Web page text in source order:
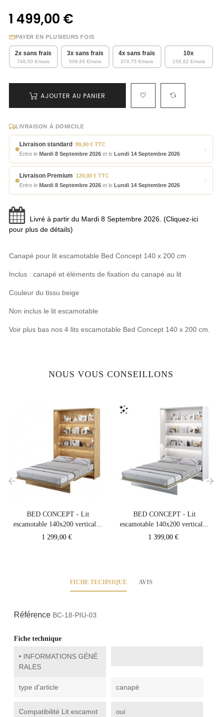
1 499,00 €
PAYER EN PLUSIEURS FOIS
2x sans frais
749,50 €/mois
3x sans frais
509,66 €/mois
4x sans frais
374,75 €/mois
10x
159,82 €/mois
AJOUTER AU PANIER
LIVRAISON À DOMICILE
Livraison standard
99,90 € TTC
Entre le Mardi 8 Septembre 2026 et le Lundi 14 Septembre 2026
›
Livraison Premium 120,00 € TTC
Entre le Mardi 8 Septembre 2026 et le Lundi 14 Septembre 2026
›
Livré à partir du Mardi 8 Septembre 2026. (Cliquez-ici
pour plus de détails)
Canapé pour lit escamotable Bed Concept 140 x 200 cm
Inclus : canapé et éléments de fixation du canapé au lit
Couleur du tissu beige
Non inclus le lit escamotable
Voir plus bas nos 4 lits escamotable Bed Concept 140 x 200 cm.
NOUS VOUS CONSEILLONS
BED CONCEPT - Lit
escamotable 140x200 vertical...
Prix
1 299,00 €
BED CONCEPT - Lit
escamotable 140x200 vertical...
Prix
1 399,00 €
FICHE TECHNIQUE AVIS
Référence BC-18-PIU-03
Fiche technique
• INFORMATIONS GÉNÉ
RALES
type d'article canapé
Compatibilité Lit escamot oui